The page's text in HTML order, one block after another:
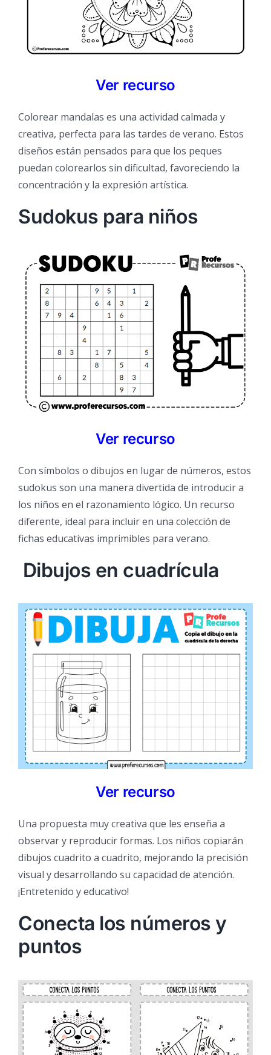
Ver recurso
Colorear mandalas es una actividad calmada y
creativa, perfecta para las tardes de verano. Estos
diseños están pensados para que los peques
puedan colorearlos sin dificultad, favoreciendo la
concentración y la expresión artística.
Sudokus para niños
Ver recurso
Con símbolos o dibujos en lugar de números, estos
sudokus son una manera divertida de introducir a
los niños en el razonamiento lógico. Un recurso
diferente, ideal para incluir en una colección de
fichas educativas imprimibles para verano.
Dibujos en cuadrícula
Ver recurso
Una propuesta muy creativa que les enseña a
observar y reproducir formas. Los niños copiarán
dibujos cuadrito a cuadrito, mejorando la precisión
visual y desarrollando su capacidad de atención.
¡Entretenido y educativo!
Conecta los números y
puntos